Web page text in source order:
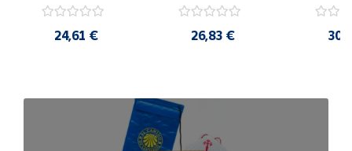
Igualdad de Género.
24,61 €
secreto y la
26,83 €